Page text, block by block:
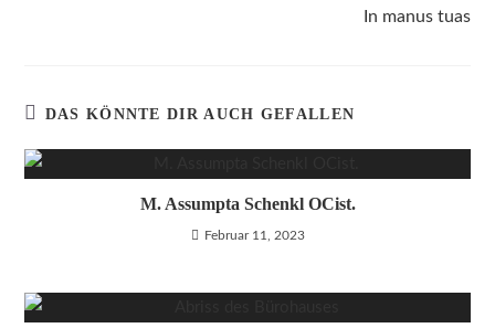
In manus tuas
DAS KÖNNTE DIR AUCH GEFALLEN
M. Assumpta Schenkl OCist.
Februar 11, 2023